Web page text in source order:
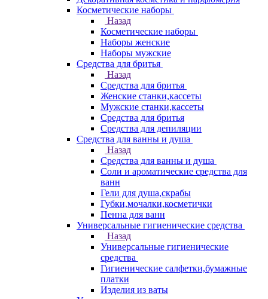
Косметические наборы
Назад
Косметические наборы
Наборы женские
Наборы мужские
Средства для бритья
Назад
Средства для бритья
Женские станки,кассеты
Мужские станки,кассеты
Средства для бритья
Средства для депиляции
Средства для ванны и душа
Назад
Средства для ванны и душа
Соли и ароматические средства для
ванн
Гели для душа,скрабы
Губки,мочалки,косметички
Пенна для ванн
Универсальные гигиенические средства
Назад
Универсальные гигиенические
средства
Гигиенические салфетки,бумажные
платки
Изделия из ваты